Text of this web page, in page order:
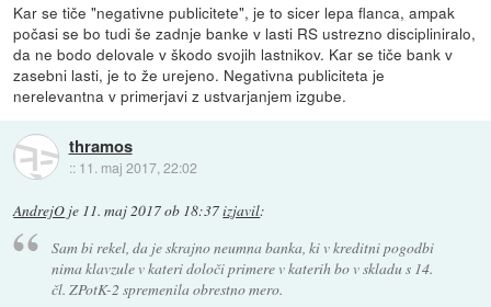
Kar se tiče "negativne publicitete", je to sicer lepa flanca, ampak
počasi se bo tudi še zadnje banke v lasti RS ustrezno discipliniralo,
da ne bodo delovale v škodo svojih lastnikov. Kar se tiče bank v
zasebni lasti, je to že urejeno. Negativna publiciteta je
nerelevantna v primerjavi z ustvarjanjem izgube.
thramos
:: 11. maj 2017, 22:02
AndrejO je 11. maj 2017 ob 18:37izjavil:
Sam bi rekel, da je skrajno neumna banka, ki v kreditni pogodbi
nima klavzule v kateri določi primere v katerih bo v skladu s 14.
čl. ZPotK-2 spremenila obrestno mero.